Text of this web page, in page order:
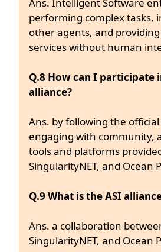
performing complex tasks,
other agents, and
services without human
Q.8 How can I participate
alliance?
Ans. by following the
engaging with community,
tools and platforms
SingularityNET, and Ocean
Q.9 What is the ASI
Ans. a collaboration
SingularityNET, and Ocean